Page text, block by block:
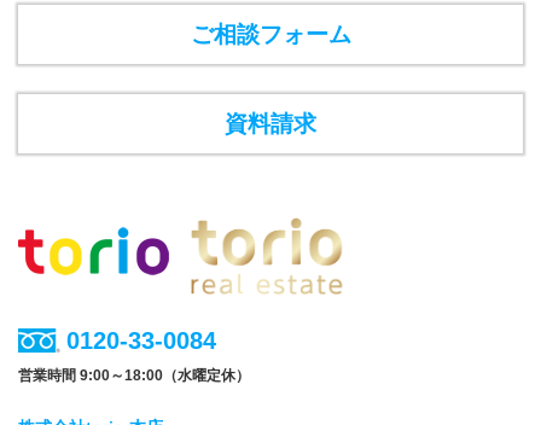
ご相談フォーム
資料請求
0120-33-0084
営業時間 9:00～18:00（水曜定休）